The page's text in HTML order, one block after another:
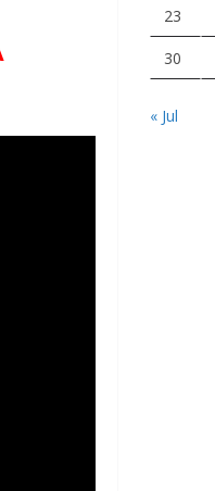
23
30
« Jul